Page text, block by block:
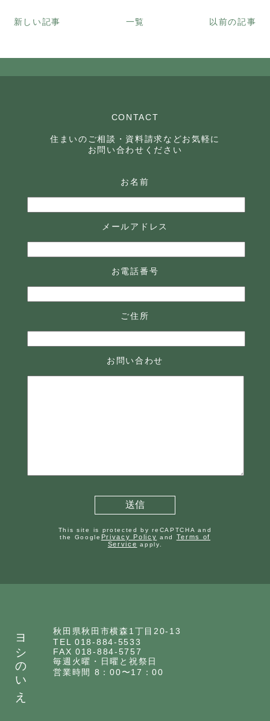
新しい記事 一覧 以前の記事
CONTACT
住まいのご相談・資料請求などお気軽に
お問い合わせください
お名前
メールアドレス
お電話番号
ご住所
お問い合わせ
This site is protected by reCAPTCHA and
the Google Privacy Policy and Terms of
Service apply.
ヨシのいえ
秋田県秋田市横森1丁目20-13
TEL 018-884-5533
FAX 018-884-5757
毎週火曜・日曜と祝祭日
営業時間 8：00〜17：00